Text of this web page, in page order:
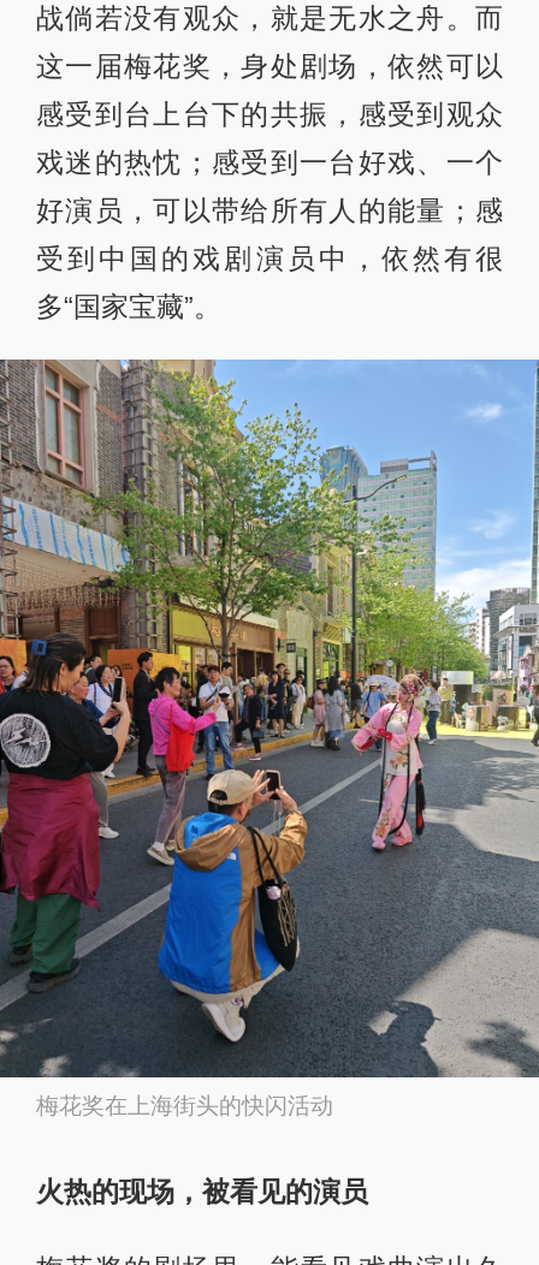
战倘若没有观众，就是无水之舟。而
这一届梅花奖，身处剧场，依然可以
感受到台上台下的共振，感受到观众
戏迷的热忱；感受到一台好戏、一个
好演员，可以带给所有人的能量；感
受到中国的戏剧演员中，依然有很
多“国家宝藏”。
梅花奖在上海街头的快闪活动
火热的现场，被看见的演员